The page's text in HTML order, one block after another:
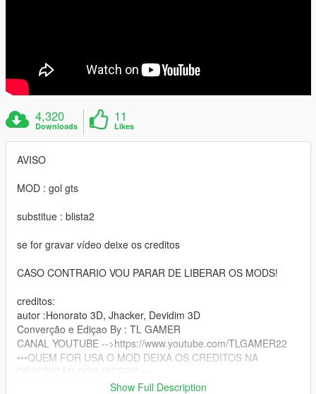
4,320
Downloads
11
Likes
AVISO
MOD : gol gts
substitue : blista2
se for gravar vídeo deixe os creditos
CASO CONTRARIO VOU PARAR DE LIBERAR OS MODS!
creditos:
autor :Honorato 3D, Jhacker, Devidim 3D
Converção e Ediçao By : TL GAMER
CANAL YOUTUBE -->https://www.youtube.com/TLGAMER22
•••QUEM FOR USA O MOD DEIXA OS CREDITOS NA
DESCRIÇÃO DOS VIDEOS •••
Show Full Description